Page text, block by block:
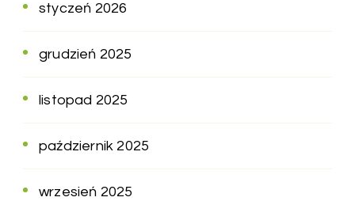
styczeń 2026
grudzień 2025
listopad 2025
październik 2025
wrzesień 2025